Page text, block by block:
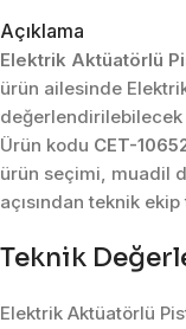
Açıklama
Elektrik Aktüatörlü
ürün ailesinde
Ürün kodu CET-
ürün seçimi, muadil
açısından teknik
Teknik
Elektrik Aktüatörlü